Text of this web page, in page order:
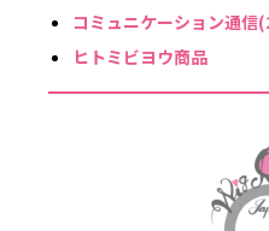
コミュニケーション通信
ヒトミビヨウ商品